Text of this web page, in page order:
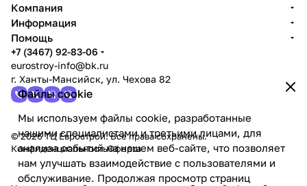
Файлы cookie
Мы используем файлы cookie, разработанные
нашими специалистами и третьими лицами, для
анализа событий на нашем веб-сайте, что позволяет
нам улучшать взаимодействие с пользователями и
обслуживание. Продолжая просмотр страниц
Компания
Информация
Помощь
+7 (3467) 92-83-06
eurostroy-info@bk.ru
г. Ханты-Мансийск, ул. Чехова 82
© 2026 ТЦ Еврострой. Все права сохранены.
КонфиденциальностьОферта